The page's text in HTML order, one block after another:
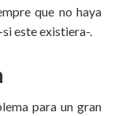
que no haya
este existiera-.
para un gran